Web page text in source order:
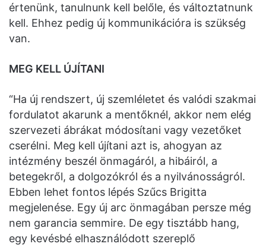
értenünk, tanulnunk kell belőle, és változtatnunk
kell. Ehhez pedig új kommunikációra is szükség
van.
MEG KELL ÚJÍTANI
“Ha új rendszert, új szemléletet és valódi szakmai
fordulatot akarunk a mentőknél, akkor nem elég
szervezeti ábrákat módosítani vagy vezetőket
cserélni. Meg kell újítani azt is, ahogyan az
intézmény beszél önmagáról, a hibáiról, a
betegekről, a dolgozókról és a nyilvánosságról.
Ebben lehet fontos lépés Szűcs Brigitta
megjelenése. Egy új arc önmagában persze még
nem garancia semmire. De egy tisztább hang,
egy kevésbé elhasználódott szereplő